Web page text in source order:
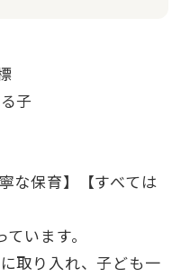
子
な保育】【すべては
います。
取り入れ、子ども一